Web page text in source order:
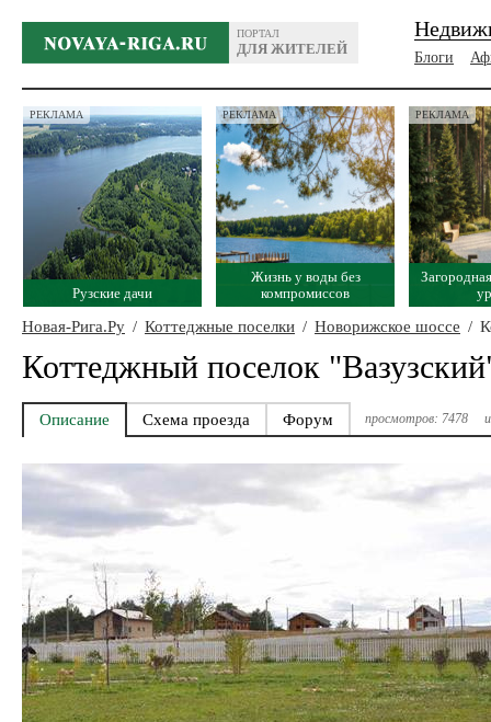
ПОРТАЛ
ДЛЯ ЖИТЕЛЕЙ
Блоги
РЕКЛАМА
Рузские дачи
РЕКЛАМА
Жизнь у воды без
компромиссов
РЕКЛАМА
Новая-Рига.Ру / Коттеджные поселки / Новорижское шоссе /
Коттеджный поселок
Описание Схема проезда Форум просмотров: 7478